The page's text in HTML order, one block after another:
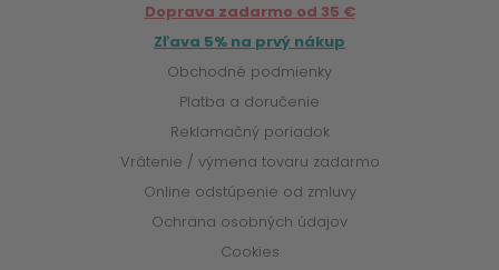
Doprava zadarmo od 35 €
Zľava 5% na prvý nákup
Obchodné podmienky
Platba a doručenie
Reklamačný poriadok
Vrátenie / výmena tovaru zadarmo
Online odstúpenie od zmluvy
Ochrana osobných údajov
Cookies